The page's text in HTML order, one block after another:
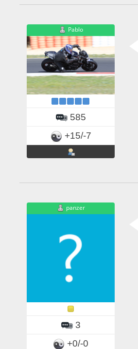
Pablo
585
+15/-7
panzer
3
+0/-0